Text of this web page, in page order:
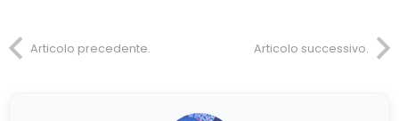
Articolo precedente. Articolo successivo.